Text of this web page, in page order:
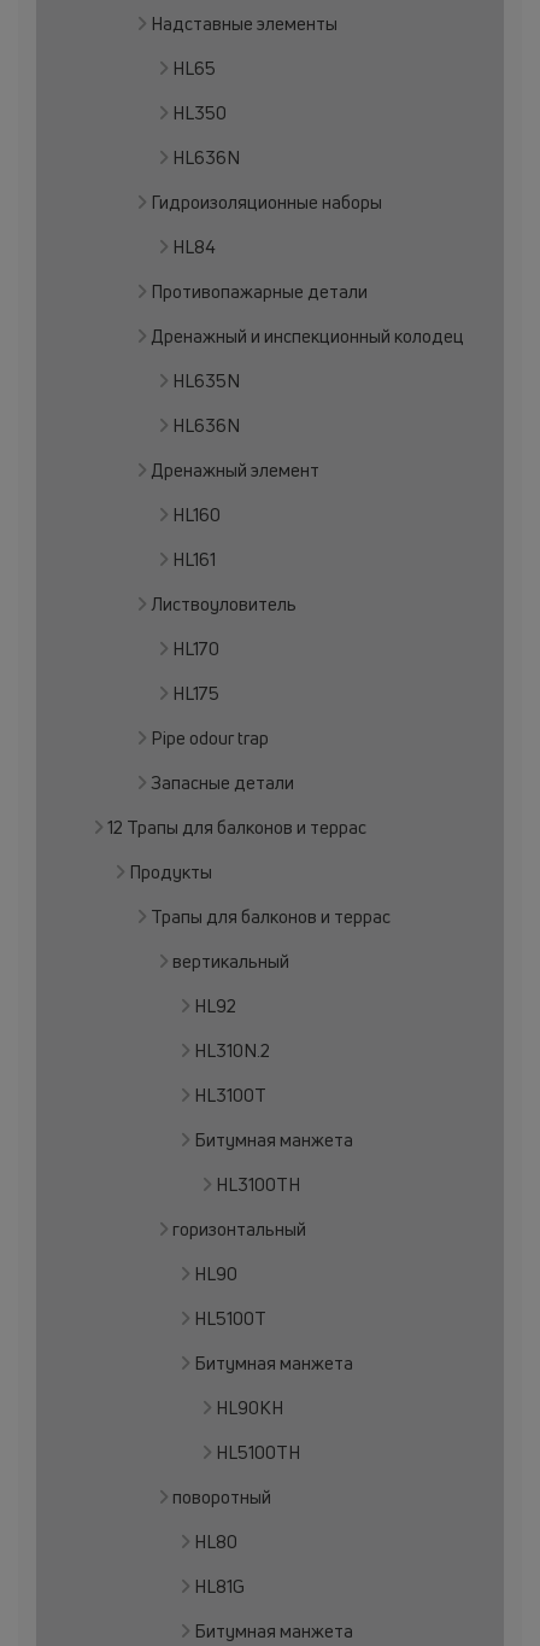
Надставные элементы
HL65
HL350
HL636N
Гидроизоляционные наборы
HL84
Противопажарные детали
Дренажный и инспекционный колодец
HL635N
HL636N
Дренажный элемент
HL160
HL161
Листвоуловитель
HL170
HL175
Pipe odour trap
Запасные детали
12 Трапы для балконов и террас
Продукты
Трапы для балконов и террас
вертикальный
HL92
HL310N.2
HL3100T
Битумная манжета
HL3100TH
горизонтальный
HL90
HL5100T
Битумная манжета
HL90KH
HL5100TH
поворотный
HL80
HL81G
Битумная манжета